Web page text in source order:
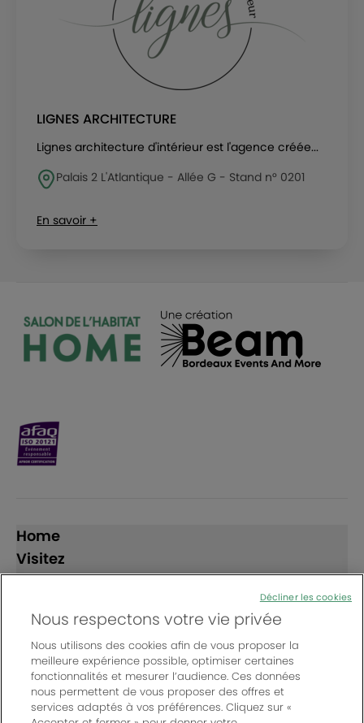
LIGNES ARCHITECTURE
Lignes architecture d'intérieur est l'agence créée...
Palais 2 L'Atlantique - Allée G - Stand n° 0201
En savoir +
Home
Visitez
Exposez
Suivez-nous
Nous respectons votre vie privée
Nous utilisons des cookies afin de vous proposer la
meilleure expérience possible, optimiser certaines
fonctionnalités et mesurer l’audience. Ces données
nous permettent de vous proposer des offres et
services adaptés à vos préférences. Cliquez sur «
Décliner les cookies